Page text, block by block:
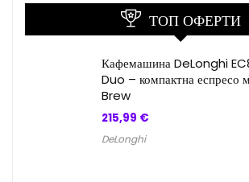
ТОП ОФЕРТИ
Кафемашина DeLonghi
Duo – компактна еспресо
Brew
215,99 €
DeLonghi